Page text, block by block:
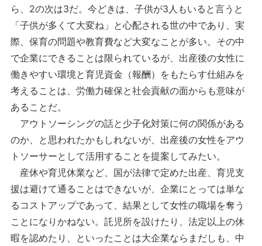
ら、2の次は3だ。今どきは、子供が3人もいると言うと
「子供が多くて大変ね」と心配される世の中であり、実
際、保育の問題や教育費など大変なことが多い。その中
で企業にできることは限られているが、出産後の女性に
働きやすい環境と育児資金（報酬）をもたらす仕組みを
考えることは、労働力確保と社会貢献の面からも意味が
あることだ。
アウトソーシングの話と少子化対策に何の関係がある
のか、と思われたかもしれないが、出産後の女性をアウ
トソーサーとして活用することを提案してみたい。
産休や育児休業など、国が法律で定めた出産、育児支
援は避けて通ることはできないが、企業にとっては単な
るコストアップであって、結果として女性の職場を奪う
ことになりかねない。託児所を設けたり、法定以上の休
暇を認めたり、といったことは大企業ならまだしも、中